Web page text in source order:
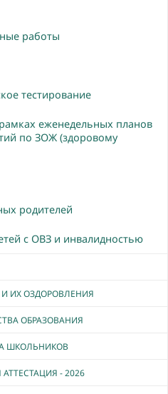
работы
тестирование
еженедельных планов
по ЗОЖ (здоровому
родителей
с ОВЗ и инвалидностью
ИХ ОЗДОРОВЛЕНИЯ
ОБРАЗОВАНИЯ
ШКОЛЬНИКОВ
- 2026